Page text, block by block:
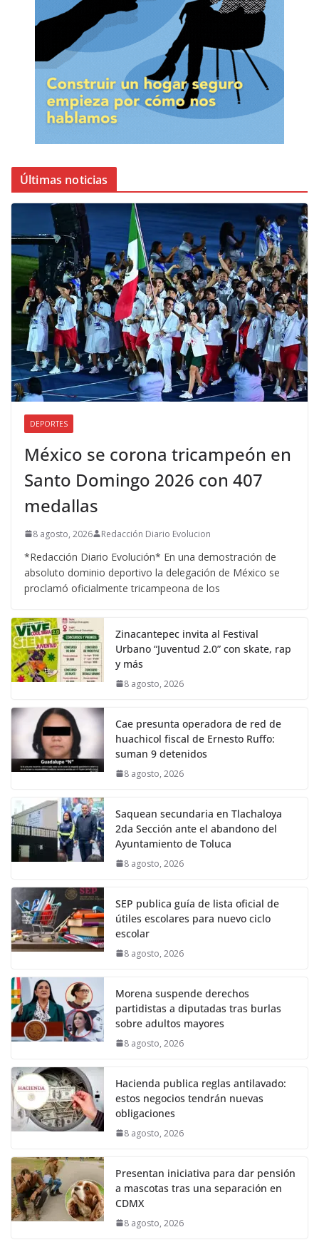
Últimas noticias
DEPORTES
México se corona tricampeón en
Santo Domingo 2026 con 407
medallas
8 agosto, 2026 Redacción Diario Evolucion
*Redacción Diario Evolución* En una demostración de
absoluto dominio deportivo la delegación de México se
proclamó oficialmente tricampeona de los
Zinacantepec invita al Festival
Urbano “Juventud 2.0” con skate, rap
y más
8 agosto, 2026
Cae presunta operadora de red de
huachicol fiscal de Ernesto Ruffo:
suman 9 detenidos
8 agosto, 2026
Saquean secundaria en Tlachaloya
2da Sección ante el abandono del
Ayuntamiento de Toluca
8 agosto, 2026
SEP publica guía de lista oficial de
útiles escolares para nuevo ciclo
escolar
8 agosto, 2026
Morena suspende derechos
partidistas a diputadas tras burlas
sobre adultos mayores
8 agosto, 2026
Hacienda publica reglas antilavado:
estos negocios tendrán nuevas
obligaciones
8 agosto, 2026
Presentan iniciativa para dar pensión
a mascotas tras una separación en
CDMX
8 agosto, 2026